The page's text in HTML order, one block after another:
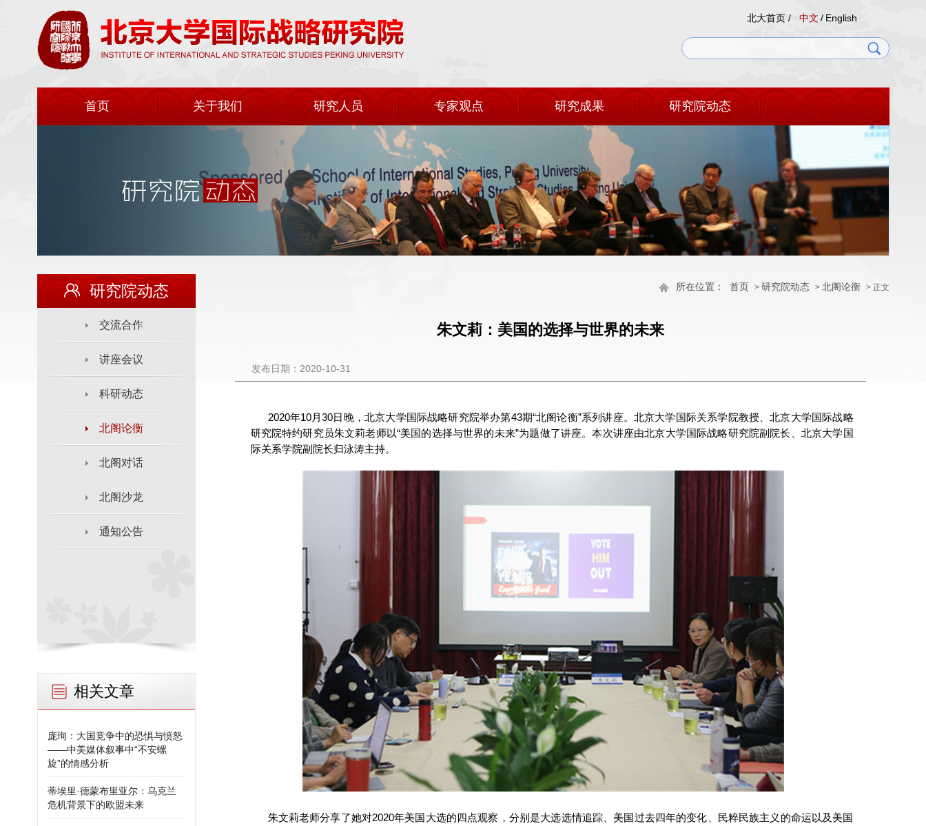
北大首页 / 中文 / English
首页 关于我们 研究人员 专家观点 研究成果 研究院动态
所在位置： 首页 > 研究院动态 > 北阁论衡 > 正文
研究院动态
交流合作
讲座会议
科研动态
北阁论衡
北阁对话
北阁沙龙
通知公告
相关文章
庞珣：大国竞争中的恐惧与愤怒
——中美媒体叙事中“不安螺
旋”的情感分析
蒂埃里·德蒙布里亚尔：乌克兰
危机背景下的欧盟未来
朱文莉：美国的选择与世界的未来
发布日期：2020-10-31
2020年10月30日晚，北京大学国际战略研究院举办第43期“北阁论衡”系列讲座。北京大学国际关系学院教授、北京大学国际战略
研究院特约研究员朱文莉老师以“美国的选择与世界的未来”为题做了讲座。本次讲座由北京大学国际战略研究院副院长、北京大学国
际关系学院副院长归泳涛主持。
朱文莉老师分享了她对2020年美国大选的四点观察，分别是大选选情追踪、美国过去四年的变化、民粹民族主义的命运以及美国